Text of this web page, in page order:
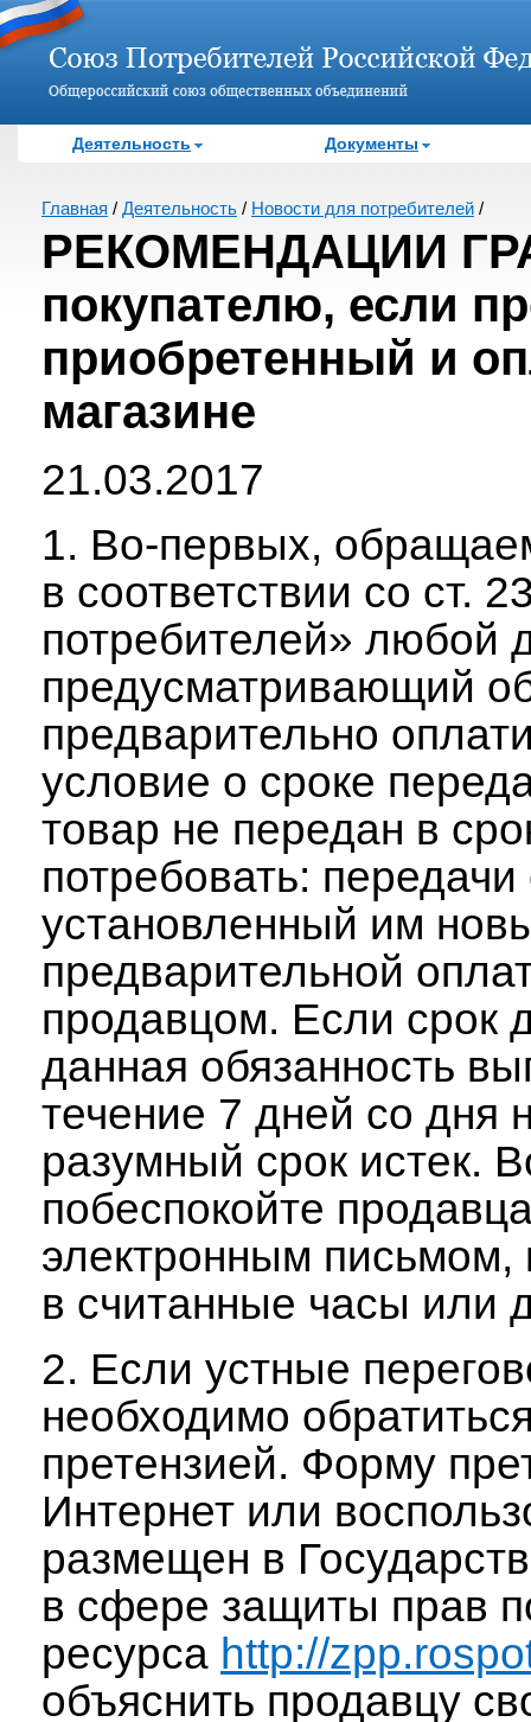
Деятельность Документы
Главная / Деятельность / Новости для потребителей /
РЕКОМЕНДАЦИИ
покупателю, если
приобретенный и
магазине
21.03.2017
1. Во-первых,
в соответствии со ст.
потребителей» любой
предусматривающий
предварительно
условие о сроке
товар не передан в
потребовать:
установленный им
предварительной
продавцом. Если срок
данная обязанность
течение 7 дней со дня
разумный срок истек.
побеспокойте
электронным письмом,
в считанные часы или
2. Если устные
необходимо
претензией. Форму
Интернет или
размещен в
в сфере защиты прав
ресурса http://
объяснить продавцу